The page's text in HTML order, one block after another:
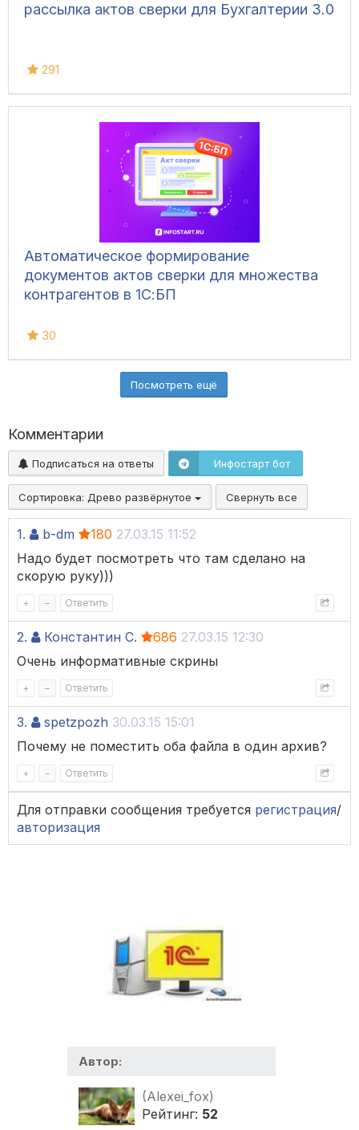
рассылка актов сверки для Бухгалтерии 3.0
291
Автоматическое формирование
документов актов сверки для множества
контрагентов в 1С:БП
30
Посмотреть ещё
Комментарии
Подписаться на ответы Инфостарт бот
Сортировка: Древо развёрнутое Свернуть все
1. b-dm 180 27.03.15 11:52
Надо будет посмотреть что там сделано на
скорую руку)))
+ – Ответить
2. Константин С. 686 27.03.15 12:30
Очень информативные скрины
+ – Ответить
3. spetzpozh 30.03.15 15:01
Почему не поместить оба файла в один архив?
+ – Ответить
Для отправки сообщения требуется регистрация/
авторизация
Автор:
(Alexei_fox)
Рейтинг: 52